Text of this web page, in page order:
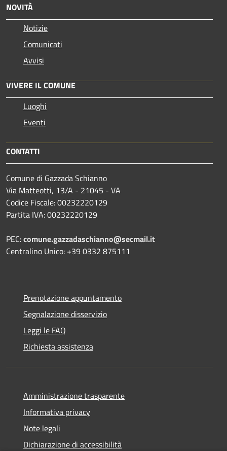
NOVITÀ
Notizie
Comunicati
Avvisi
VIVERE IL COMUNE
Luoghi
Eventi
CONTATTI
Comune di Gazzada Schianno
Via Matteotti, 13/A - 21045 - VA
Codice Fiscale: 00232220129
Partita IVA: 00232220129
PEC:comune.gazzadaschianno@secmail.it
Centralino Unico: +39 0332 875111
Prenotazione appuntamento
Segnalazione disservizio
Leggi le FAQ
Richiesta assistenza
Amministrazione trasparente
Informativa privacy
Note legali
Dichiarazione di accessibilità